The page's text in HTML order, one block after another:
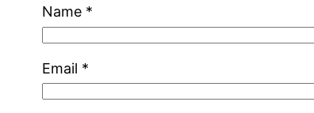
Name *
Email *